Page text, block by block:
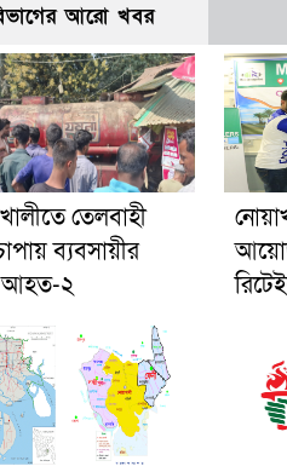
আরো খবর
তেলবাহী
ব্যবসায়ীর
আহত-২